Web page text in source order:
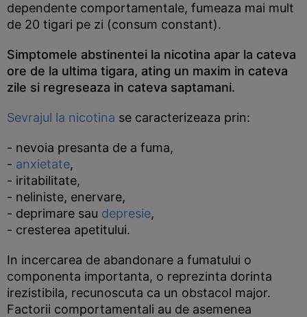
dependente comportamentale, fumeaza mai mult
de 20 tigari pe zi (consum constant).
Simptomele abstinentei la nicotina apar la cateva
ore de la ultima tigara, ating un maxim in cateva
zile si regreseaza in cateva saptamani.
Sevrajul la nicotina se caracterizeaza prin:
- nevoia presanta de a fuma,
- anxietate,
- iritabilitate,
- neliniste, enervare,
- deprimare sau depresie,
- cresterea apetitului.
In incercarea de abandonare a fumatului o
componenta importanta, o reprezinta dorinta
irezistibila, recunoscuta ca un obstacol major.
Factorii comportamentali au de asemenea